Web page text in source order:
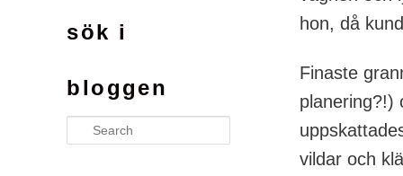
hon, då
Finaste
planering?!)
vildar och
sök i
bloggen
Search